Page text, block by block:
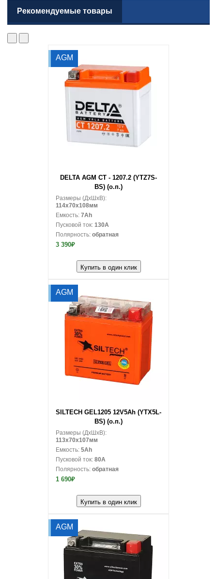
Рекомендуемые товары
AGM
DELTA AGM CT - 1207.2 (YTZ7S-
BS) (о.п.)
Размеры (ДxШxВ):
114x70x108мм
Емкость: 7Ah
Пусковой ток: 130A
Полярность: обратная
3 390₽
Купить в один клик
AGM
SILTECH GEL1205 12V5Ah (YTX5L-
BS) (о.п.)
Размеры (ДxШxВ):
113x70x107мм
Емкость: 5Ah
Пусковой ток: 80A
Полярность: обратная
1 690₽
Купить в один клик
AGM